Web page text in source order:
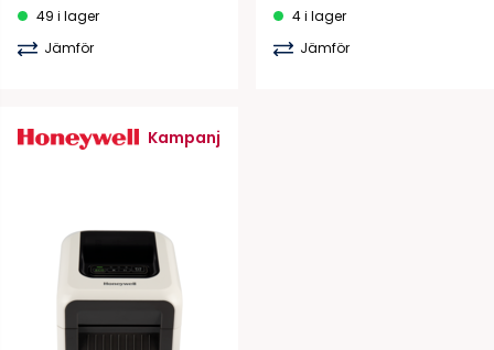
49 i lager
Jämför
4 i lager
Jämför
Kampanj